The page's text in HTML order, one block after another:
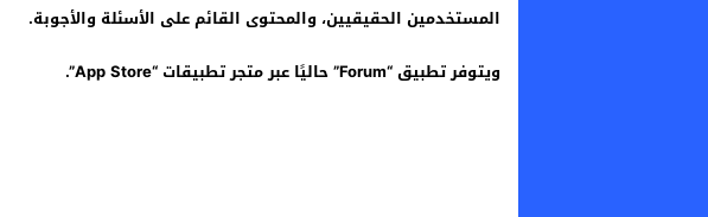
المستخدمين الحقيقيين، والمحتوى القائم على الأسئلة والأجوبة.
ويتوفر تطبيق “Forum” حاليًا عبر متجر تطبيقات “App Store”.